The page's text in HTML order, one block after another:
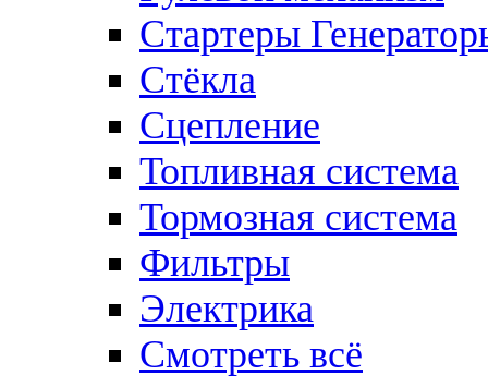
Стартеры
Стёкла
Сцепление
Топливная система
Тормозная система
Фильтры
Электрика
Смотреть всё